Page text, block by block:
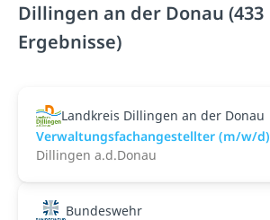
Dillingen an der Donau (433
Ergebnisse)
Landkreis Dillingen an der Donau
Verwaltungsfachangestellter (m/w/d)
Dillingen a.d.Donau
Bundeswehr